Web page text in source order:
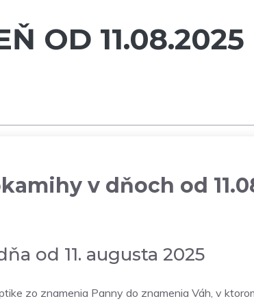
OD 11.08.2025
v dňoch od
od 11. augusta 2025
zo znamenia Panny do znamenia Váh, v